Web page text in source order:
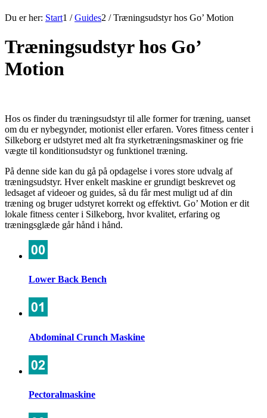
Du er her: Start1 / Guides2 / Træningsudstyr hos Go’ Motion
Træningsudstyr hos Go’
Motion
Hos os finder du træningsudstyr til alle former for træning, uanset
om du er nybegynder, motionist eller erfaren. Vores fitness center i
Silkeborg er udstyret med alt fra styrketræningsmaskiner og frie
vægte til konditionsudstyr og funktionel træning.
På denne side kan du gå på opdagelse i vores store udvalg af
træningsudstyr. Hver enkelt maskine er grundigt beskrevet og
ledsaget af videoer og guides, så du får mest muligt ud af din
træning og bruger udstyret korrekt og effektivt. Go’ Motion er dit
lokale fitness center i Silkeborg, hvor kvalitet, erfaring og
træningsglæde går hånd i hånd.
Lower Back Bench
Abdominal Crunch Maskine
Pectoralmaskine